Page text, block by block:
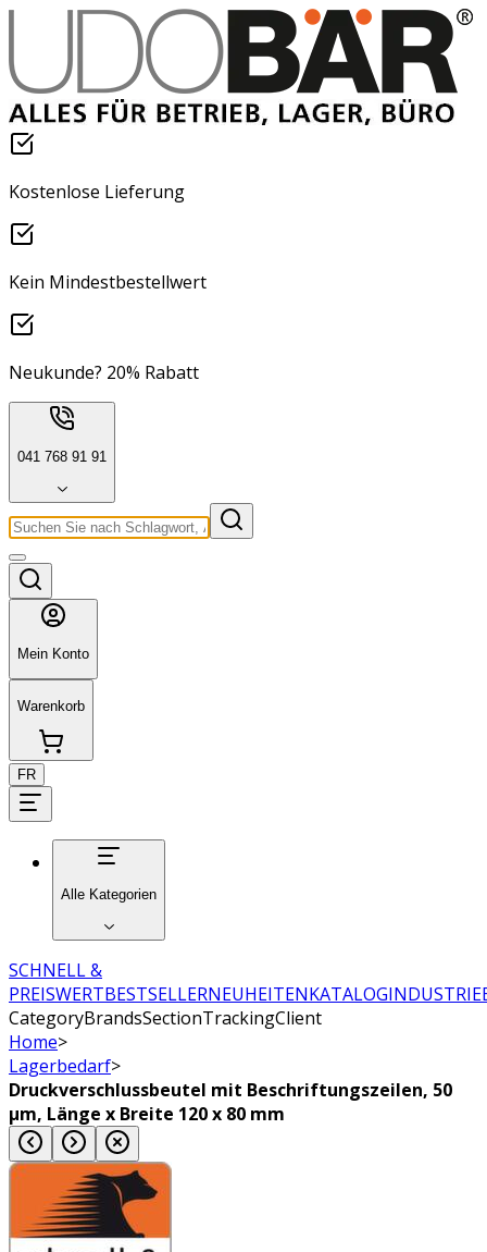
Kostenlose Lieferung
Kein Mindestbestellwert
Neukunde? 20% Rabatt
041 768 91 91
Mein Konto
Warenkorb
FR
Alle Kategorien
SCHNELL &
PREISWERTBESTSELLERNEUHEITENKATALOG
CategoryBrandsSectionTrackingClient
Home>
Lagerbedarf>
Druckverschlussbeutel mit Beschriftungszeilen, 50
µm, Länge x Breite 120 x 80 mm